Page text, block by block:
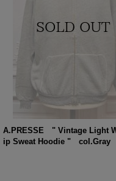
A.PRESSE " Vintage Light
ip Sweat Hoodie " col.Gray